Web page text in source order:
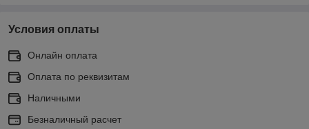
Условия оплаты
Онлайн оплата
Оплата по реквизитам
Наличными
Безналичный расчет